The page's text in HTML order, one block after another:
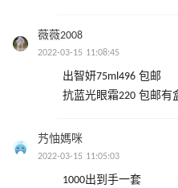
薇薇2008
2022-03-15 11:08:45
出智妍75ml496 包邮
抗蓝光眼霜220 包邮有
艿怞媽咪
2022-03-15 11:05:03
1000出到手一套